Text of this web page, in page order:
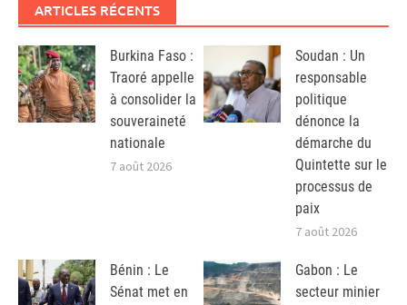
ARTICLES RÉCENTS
Burkina Faso :
Traoré appelle
à consolider la
souveraineté
nationale
7 août 2026
Soudan : Un
responsable
politique
dénonce la
démarche du
Quintette sur le
processus de
paix
7 août 2026
Bénin : Le
Sénat met en
Gabon : Le
secteur minier